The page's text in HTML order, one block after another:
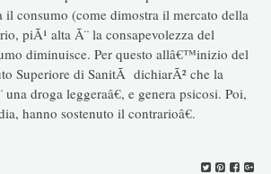
il consumo (come dimostra il mercato della
piÃ¹ alta Ã¨ la consapevolezza del
diminuisce. Per questo allâ€™inizio del
Superiore di SanitÃ dichiarÃ² che la
droga leggeraâ€, e genera psicosi. Poi,
hanno sostenuto il contrarioâ€.